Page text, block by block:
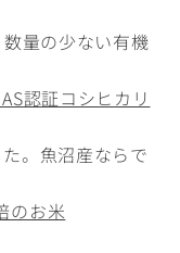
量の少ない有機
認証コシヒカリ
。魚沼産ならで
のお米